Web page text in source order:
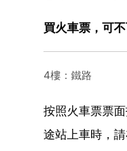
買火車票，可
4樓：鐵路
按照火車票票
途站上車時，